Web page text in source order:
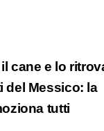
cane e lo
del Messico: la
tutti